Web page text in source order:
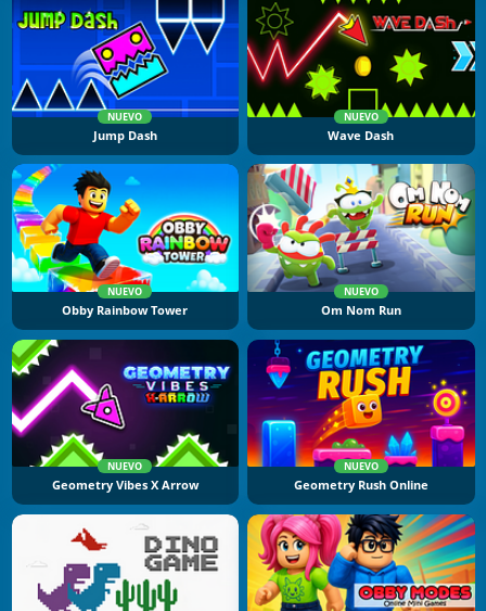
NUEVO
Jump Dash
NUEVO
Wave Dash
NUEVO
Obby Rainbow Tower
NUEVO
Om Nom Run
NUEVO
Geometry Vibes X Arrow
NUEVO
Geometry Rush Online